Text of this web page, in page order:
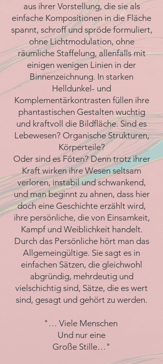
aus ihrer Vorstellung, die sie als
einfache Kompositionen in die Fläche
spannt, schroff und spröde formuliert,
ohne Lichtmodulation, ohne
räumliche Staffelung, allenfalls mit
einigen wenigen Linien in der
Binnenzeichnung. In starken
Helldunkel- und
Komplementärkontrasten füllen ihre
phantastischen Gestalten wuchtig
und kraftvoll die Bildfläche. Sind es
Lebewesen? Organische Strukturen,
Körperteile?
Oder sind es Föten? Denn trotz ihrer
Kraft wirken ihre Wesen seltsam
verloren, instabil und schwankend,
und man beginnt zu ahnen, dass hier
doch eine Geschichte erzählt wird,
ihre persönliche, die von Einsamkeit,
Kampf und Weiblichkeit handelt.
Durch das Persönliche hört man das
Allgemeingültige. Sie sagt es in
einfachen Sätzen, die gleichwohl
abgründig, mehrdeutig und
vielschichtig sind, Sätze, die es wert
sind, gesagt und gehört zu werden.
"… Viele Menschen
Und nur eine
Große Stille…"